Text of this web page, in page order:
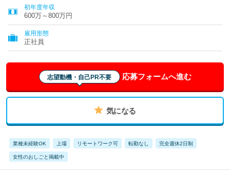
初年度年収
600万～800万円
雇用形態
正社員
志望動機・自己PR不要 応募フォームへ進む
気になる
業種未経験OK 上場 リモートワーク可 転勤なし 完全週休2日制
女性のおしごと掲載中